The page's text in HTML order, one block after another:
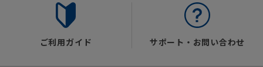
ご利用ガイド サポート・お問い合わせ